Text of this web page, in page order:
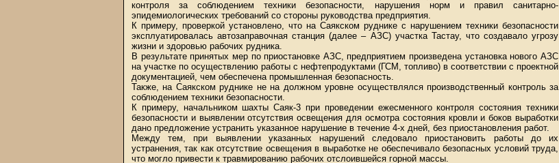
контроля за соблюдением техники безопасности, нарушения норм и правил санитарно-
эпидемиологических требований со стороны руководства предприятия.
К примеру, проверкой установлено, что на Саякском руднике с нарушением техники безопасности
эксплуатировалась автозаправочная станция (далее – АЗС) участка Тастау, что создавало угрозу
жизни и здоровью рабочих рудника.
В результате принятых мер по приостановке АЗС, предприятием произведена установка нового АЗС
на участке по осуществлению работы с нефтепродуктами (ГСМ, топливо) в соответствии с проектной
документацией, чем обеспечена промышленная безопасность.
Также, на Саякском руднике не на должном уровне осуществлялся производственный контроль за
соблюдением техники безопасности.
К примеру, начальником шахты Саяк-3 при проведении ежесменного контроля состояния техники
безопасности и выявлении отсутствия освещения для осмотра состояния кровли и боков выработки
дано предложение устранить указанное нарушение в течение 4-х дней, без приостановления работ.
Между тем, при выявлении указанных нарушений следовало приостановить работы до их
устранения, так как отсутствие освещения в выработке не обеспечивало безопасных условий труда,
что могло привести к травмированию рабочих отслоившейся горной массы.